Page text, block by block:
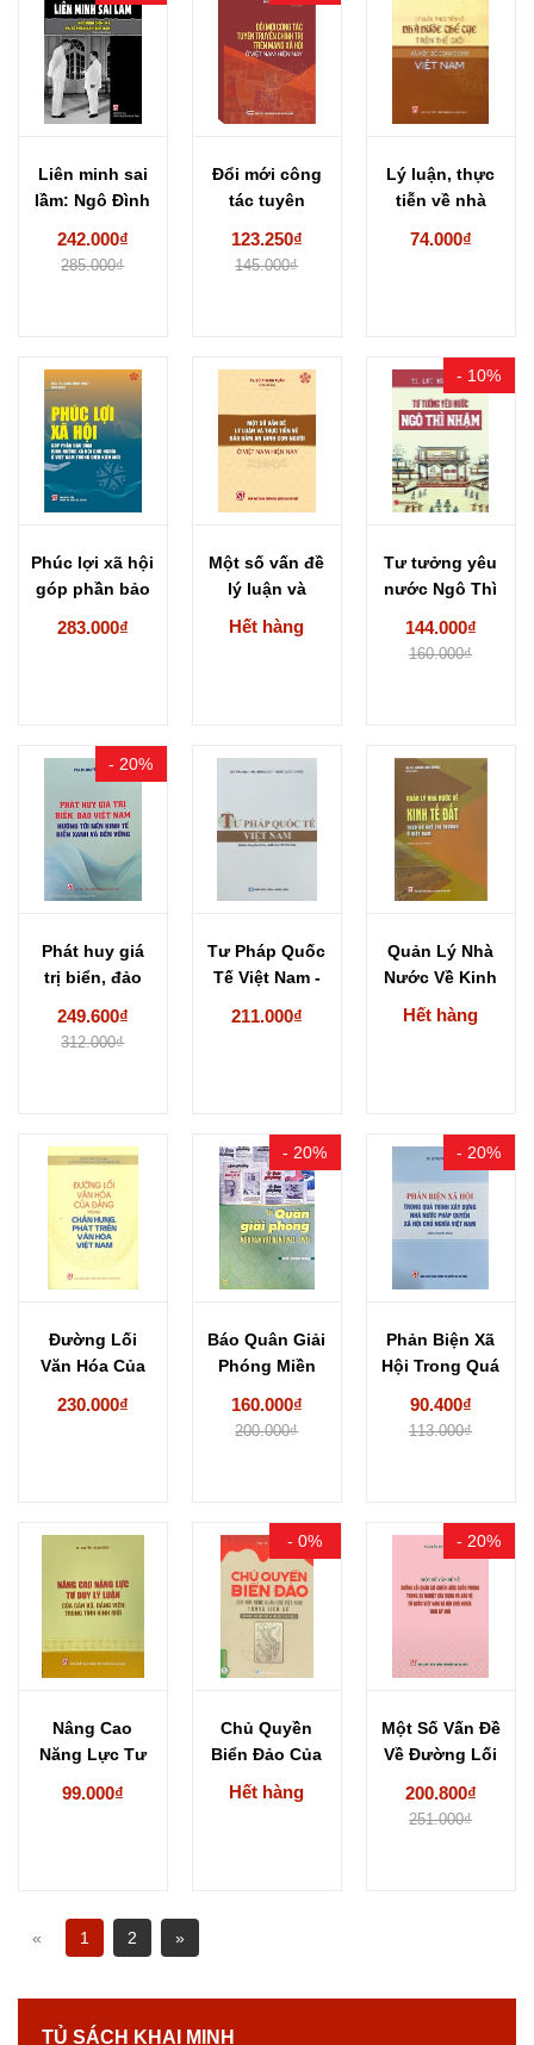
Liên minh sai
lầm: Ngô Đình
242.000₫
285.000₫
Đổi mới công
tác tuyên
123.250₫
145.000₫
Lý luận, thực
tiễn về nhà
74.000₫
Phúc lợi xã hội
góp phần bảo
283.000₫
Một số vấn đề
lý luận và
thực...
Hết hàng
- 10%
Tư tưởng yêu
nước Ngô Thì
144.000₫
160.000₫
- 20%
Phát huy giá
trị biển, đảo
249.600₫
312.000₫
Tư Pháp Quốc
Tế Việt Nam -
211.000₫
Quản Lý Nhà
Nước Về Kinh
Tế Đất...
Hết hàng
Đường Lối
Văn Hóa Của
230.000₫
- 20%
Báo Quân Giải
Phóng Miền
160.000₫
200.000₫
- 20%
Phản Biện Xã
Hội Trong Quá
90.400₫
113.000₫
Nâng Cao
Năng Lực Tư
99.000₫
- 0%
Chủ Quyền
Biển Đảo Của
Nhà Nước
Quân...
Hết hàng
- 20%
Một Số Vấn Đề
Về Đường Lối
200.800₫
251.000₫
« 1 2 »
TỦ SÁCH KHAI MINH